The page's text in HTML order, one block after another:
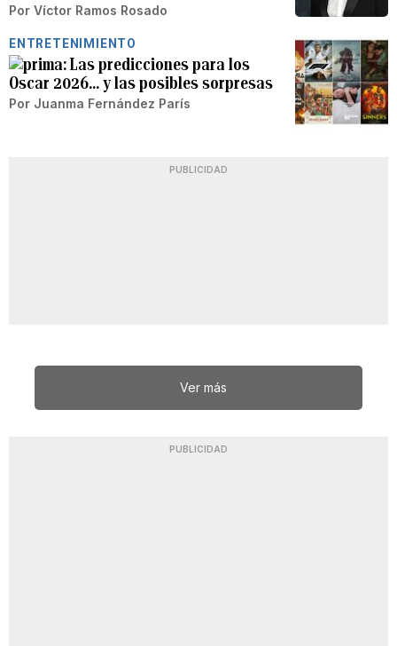
Por Víctor Ramos Rosado
ENTRETENIMIENTO
Las predicciones para los
Oscar 2026… y las posibles sorpresas
Por Juanma Fernández París
PUBLICIDAD
Ver más
PUBLICIDAD